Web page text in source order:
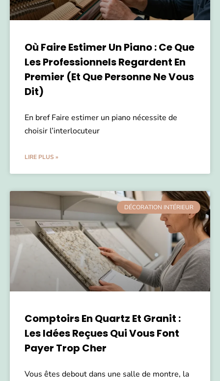
Où Faire Estimer Un Piano : Ce Que
Les Professionnels Regardent En
Premier (et Que Personne Ne Vous
Dit)
En bref Faire estimer un piano nécessite de
choisir l’interlocuteur
LIRE PLUS »
DÉCORATION INTÉRIEUR
Comptoirs En Quartz Et Granit :
Les Idées Reçues Qui Vous Font
Payer Trop Cher
Vous êtes debout dans une salle de montre, la